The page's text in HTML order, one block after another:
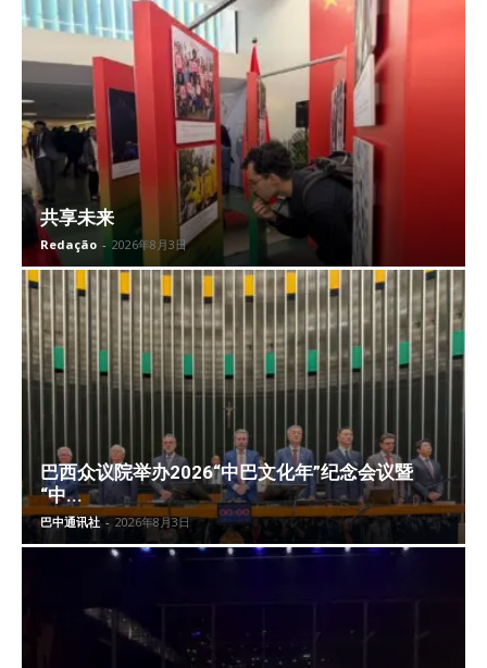
共享未来
Redação - 2026年8月3日
巴西众议院举办2026“中巴文化年”纪念会议暨
“中...
巴中通讯社 - 2026年8月3日